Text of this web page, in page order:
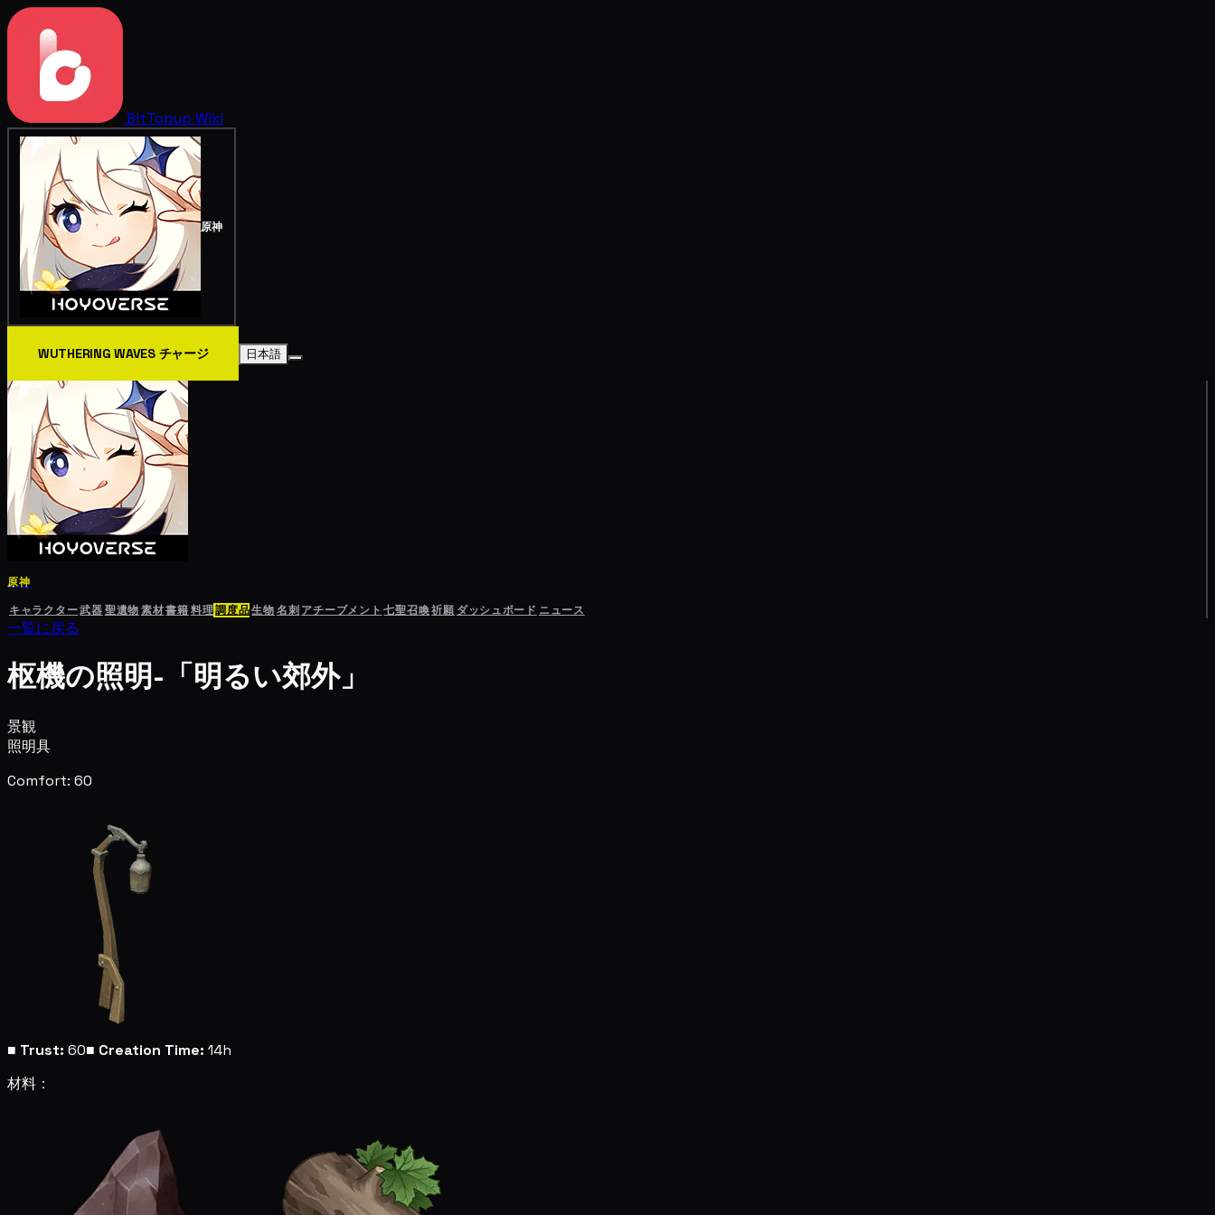
BitTopup Wiki
原神
WUTHERING WAVES チャージ 日本語
原神
キャラクター武器聖遺物素材書籍料理調度品生物名刺 アチーブメント 七聖召喚祈願 ダッシュボード ニュース
一覧に戻る
枢機の照明-「明るい郊外」
景観
照明具
Comfort: 60
■ Trust: 60■ Creation Time: 14h
材料：